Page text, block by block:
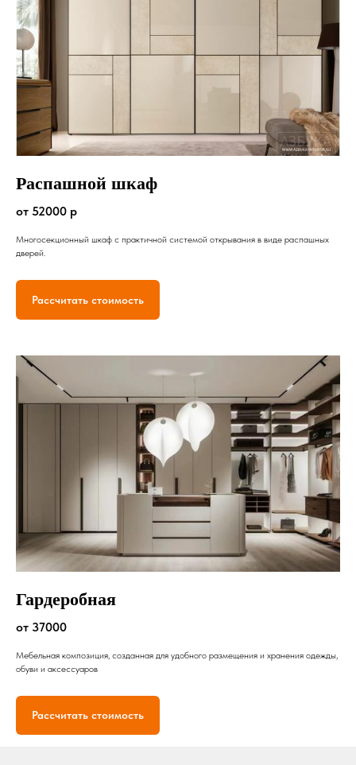
Распашной шкаф
от 52000 р
Многосекционный шкаф с практичной системой открывания в виде распашных
дверей.
Рассчитать стоимость
Гардеробная
от 37000
Мебельная композиция, созданная для удобного размещения и хранения одежды,
обуви и аксессуаров
Рассчитать стоимость